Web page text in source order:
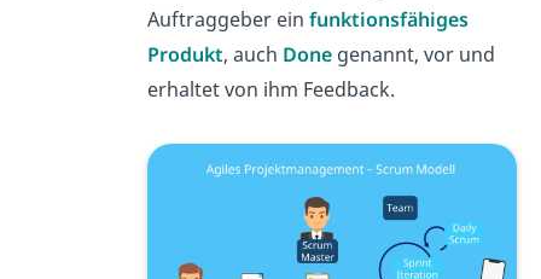
Auftraggeber ein funktionsfähiges
Produkt, auch Donegenannt, vor und
erhaltet von ihm Feedback.